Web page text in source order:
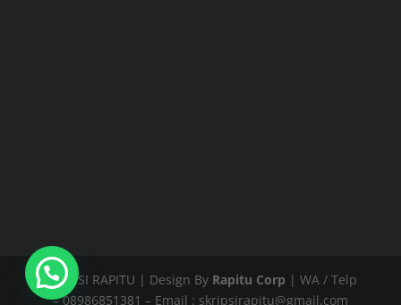
SKRIPSI RAPITU | Design By Rapitu Corp | WA / Telp
– 08986851381 – Email : skripsirapitu@gmail.com